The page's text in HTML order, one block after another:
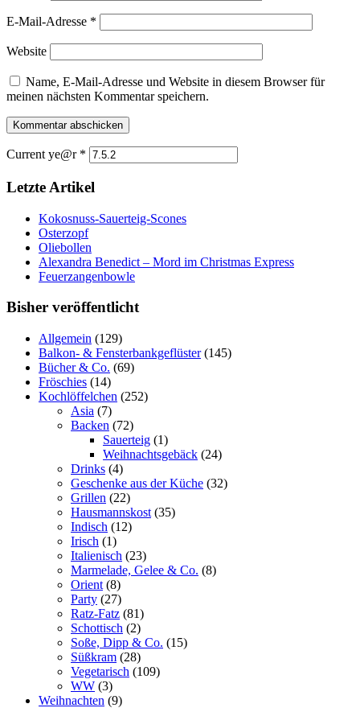
E-Mail-Adresse *
Website
Name, E-Mail-Adresse und Website in diesem Browser für
meinen nächsten Kommentar speichern.
Current ye@r *
Letzte Artikel
Kokosnuss-Sauerteig-Scones
Osterzopf
Oliebollen
Alexandra Benedict – Mord im Christmas Express
Feuerzangenbowle
Bisher veröffentlicht
Allgemein (129)
Balkon- & Fensterbankgeflüster(145)
Bücher & Co. (69)
Fröschies (14)
Kochlöffelchen (252)
Asia (7)
Backen (72)
Sauerteig (1)
Weihnachtsgebäck (24)
Drinks (4)
Geschenke aus der Küche (32)
Grillen (22)
Hausmannskost (35)
Indisch (12)
Irisch (1)
Italienisch (23)
Marmelade, Gelee & Co. (8)
Orient (8)
Party (27)
Ratz-Fatz (81)
Schottisch (2)
Soße, Dipp & Co. (15)
Süßkram (28)
Vegetarisch (109)
WW (3)
Weihnachten (9)